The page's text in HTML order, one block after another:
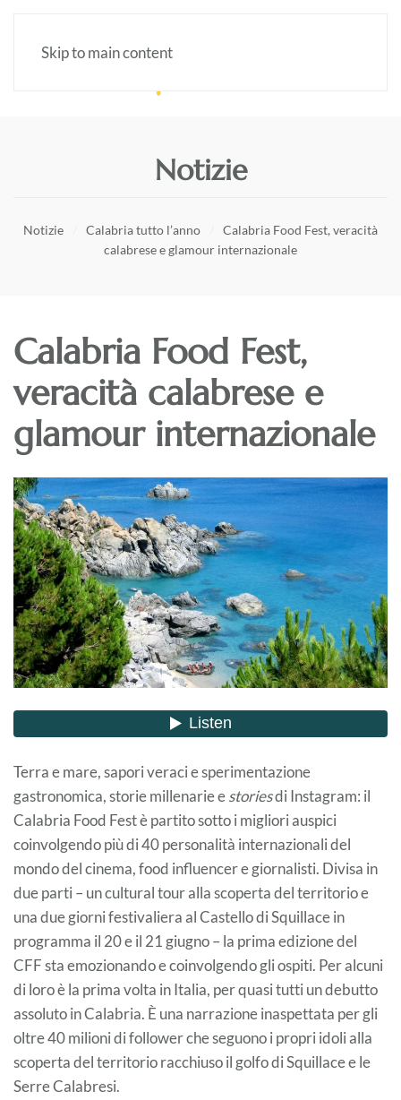
Skip to main content
Notizie
Notizie Calabria tutto l’anno
Calabria Food Fest, veracità
calabrese e glamour internazionale
Calabria Food Fest,
veracità calabrese e
glamour internazionale
Terra e mare, sapori veraci e sperimentazione
gastronomica, storie millenarie estoriesdi Instagram: il
Calabria Food Fest è partito sotto i migliori auspici
coinvolgendo più di 40 personalità internazionali del
mondo del cinema, food influencer e giornalisti. Divisa in
due parti – un cultural tour alla scoperta del territorio e
una due giorni festivaliera al Castello di Squillace in
programma il 20 e il 21 giugno – la prima edizione del
CFF sta emozionando e coinvolgendo gli ospiti. Per alcuni
di loro è la prima volta in Italia, per quasi tutti un debutto
assoluto in Calabria. È una narrazione inaspettata per gli
oltre 40 milioni di follower che seguono i propri idoli alla
scoperta del territorio racchiuso il golfo di Squillace e le
Serre Calabresi.